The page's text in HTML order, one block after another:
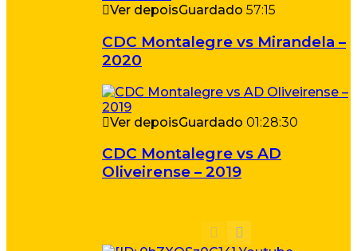
Ver depoisGuardado 57:15
CDC Montalegre vs Mirandela –
2020
Ver depoisGuardado 01:28:30
CDC Montalegre vs AD
Oliveirense – 2019